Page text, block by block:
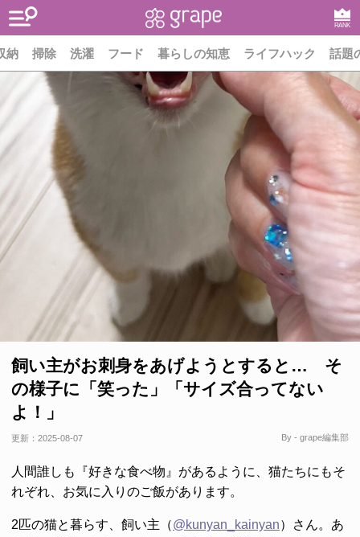
RANK
納 掃除 洗濯 フード 暮らしの知恵 ライフハック 話題
飼い主がお刺身をあげようとすると… そ
の様子に「笑った」「サイズ合ってない
よ！」
更新： 2025-08-07 By - grape編集部
人間誰しも『好きな食べ物』があるように、猫たちにもそ
れぞれ、お気に入りのご飯があります。
2匹の猫と暮らす、飼い主（@kunyan_kainyan）さん。あ